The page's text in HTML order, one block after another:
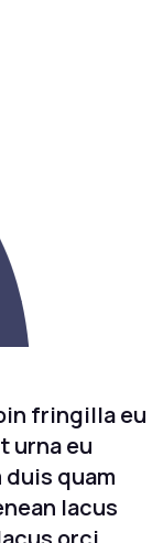
fringilla eu
urna eu
quam
lacus